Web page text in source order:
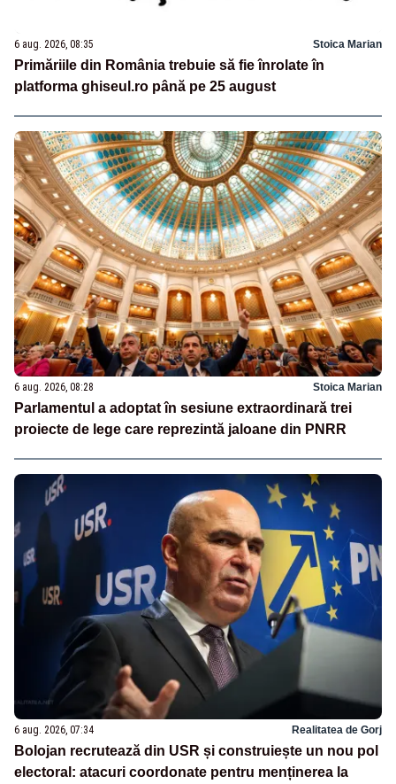
6 aug. 2026, 08:35 Stoica Marian
Primăriile din România trebuie să fie înrolate în
platforma ghiseul.ro până pe 25 august
6 aug. 2026, 08:28 Stoica Marian
Parlamentul a adoptat în sesiune extraordinară trei
proiecte de lege care reprezintă jaloane din PNRR
6 aug. 2026, 07:34 Realitatea de Gorj
Bolojan recrutează din USR și construiește un nou pol
electoral: atacuri coordonate pentru menținerea la